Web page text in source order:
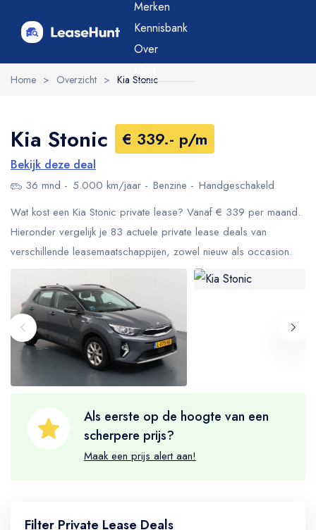
Merken
Kennisbank
Over
Home > Overzicht > Kia Stonic
Kia Stonic € 339.- p/m
Bekijk deze deal
36 mnd 5.000 km/jaar Benzine
Handgeschakeld
Wat kost een Kia Stonic private lease? Vanaf € 339 per maand.
Hieronder vergelijk je 83 actuele private lease deals van
verschillende leasemaatschappijen, zowel nieuw als occasion.
Als eerste op de hoogte van een
scherpere prijs?
Maak een prijs alert aan!
Filter Private Lease Deals